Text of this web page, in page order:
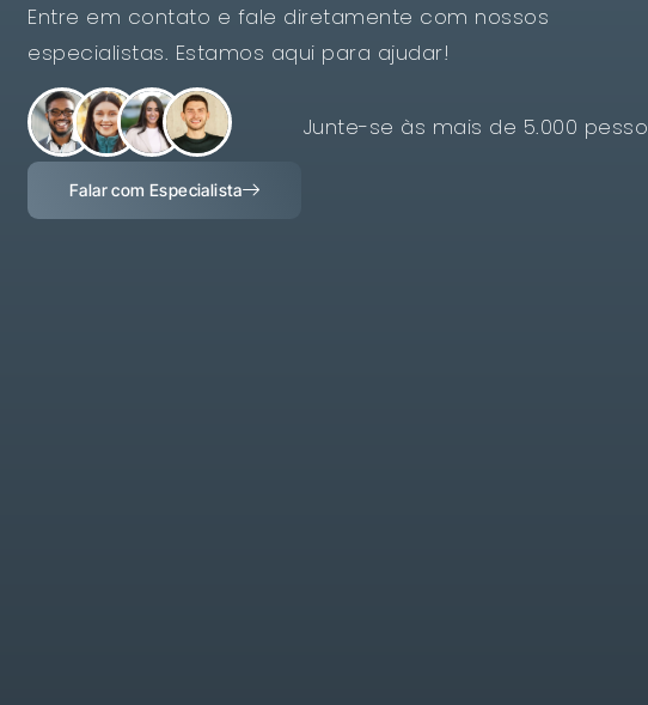
Entre em contato e fale diretamente com nossos
especialistas. Estamos aqui para ajudar!
Junte-se às mais de 5.000
Falar com Especialista